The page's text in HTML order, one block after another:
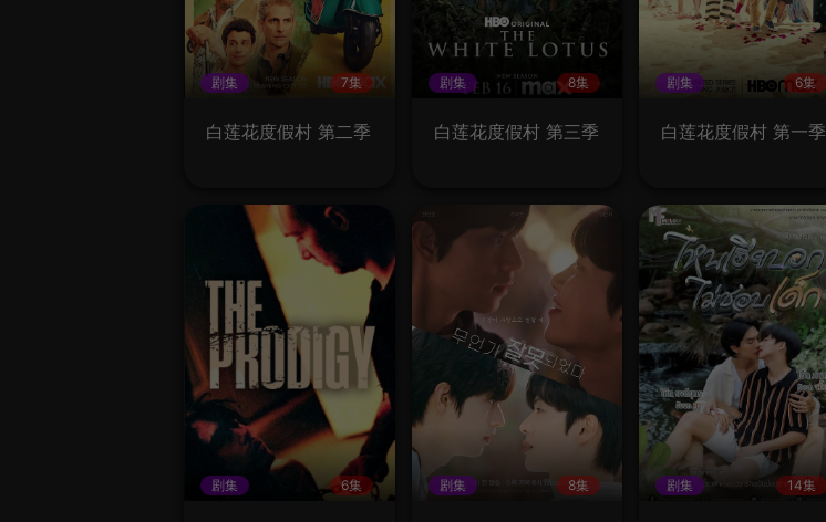
剧集 7集
白莲花度假村 第二季
剧集 8集
白莲花度假村 第三季
剧集 6集
白莲花度假村 第一季
剧集 6集 剧集 8集 剧集 14集